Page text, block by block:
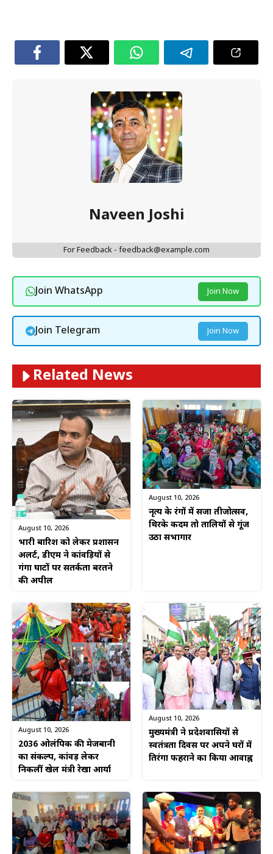
Naveen Joshi
For Feedback - feedback@example.com
Join WhatsApp Join Now
Join Telegram Join Now
Related News
August 10, 2026
भारी बारिश को लेकर प्रशासन
अलर्ट, डीएम ने कांवड़ियों से
गंगा घाटों पर सतर्कता बरतने
की अपील
August 10, 2026
नृत्य के रंगों में सजा तीजोत्सव,
थिरके कदम तो तालियों से गूंज
उठा सभागार
August 10, 2026
2036 ओलंपिक की मेजबानी
का संकल्प, कांवड़ लेकर
निकलीं खेल मंत्री रेखा आर्या
August 10, 2026
मुख्यमंत्री ने प्रदेशवासियों से
स्वतंत्रता दिवस पर अपने घरों में
तिरंगा फहराने का किया आवाह्न